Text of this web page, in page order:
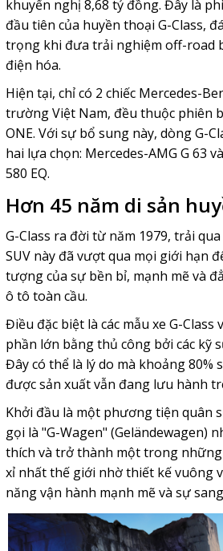
khuyến nghị 8,68 tỷ đồng. Đây là
đầu tiên của huyền thoại G-Class,
trọng khi đưa trải nghiệm off-road
điện hóa.
Hiện tại, chỉ có 2 chiếc Mercedes-
trường Việt Nam, đều thuộc phiên
ONE. Với sự bổ sung này, dòng G-
hai lựa chọn: Mercedes-AMG G 63
580 EQ.
Hơn 45 năm di sản
G-Class ra đời từ năm 1979, trải
SUV này đã vượt qua mọi giới hạn
tượng của sự bền bỉ, mạnh mẽ và
ô tô toàn cầu.
Điều đặc biệt là các mẫu xe G-Class
phần lớn bằng thủ công bởi các kỹ
Đây có thể là lý do mà khoảng 80%
được sản xuất vẫn đang lưu hành
Khởi đầu là một phương tiện quân
gọi là "G-Wagen" (Geländewagen)
thích và trở thành một trong
xỉ nhất thế giới nhờ thiết kế vuông
năng vận hành mạnh mẽ và sự